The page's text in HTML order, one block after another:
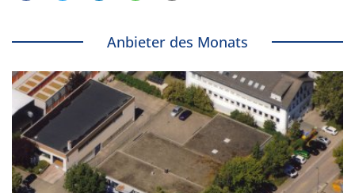
Anbieter des Monats